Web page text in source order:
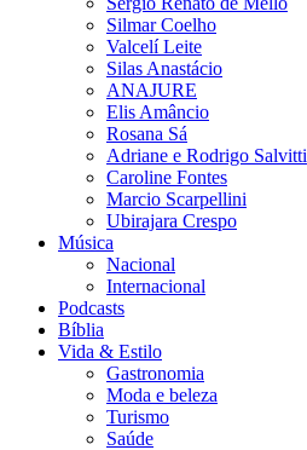
Silmar Coelho
Valcelí Leite
Silas Anastácio
ANAJURE
Elis Amâncio
Rosana Sá
Adriane e Rodrigo Salvitti
Caroline Fontes
Marcio Scarpellini
Ubirajara Crespo
Música
Nacional
Internacional
Podcasts
Bíblia
Vida & Estilo
Gastronomia
Moda e beleza
Turismo
Saúde